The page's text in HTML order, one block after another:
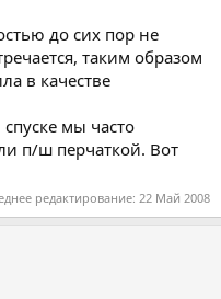
до сих пор не
таким образом
в качестве
мы часто
п/ш перчаткой. Вот
редактирование: 22 Май 2008